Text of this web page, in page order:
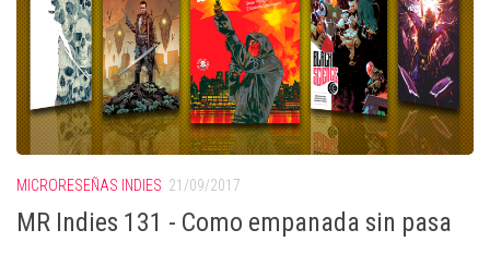
MICRORESEÑAS INDIES 21/09/2017
MR Indies 131 - Como empanada sin pasa